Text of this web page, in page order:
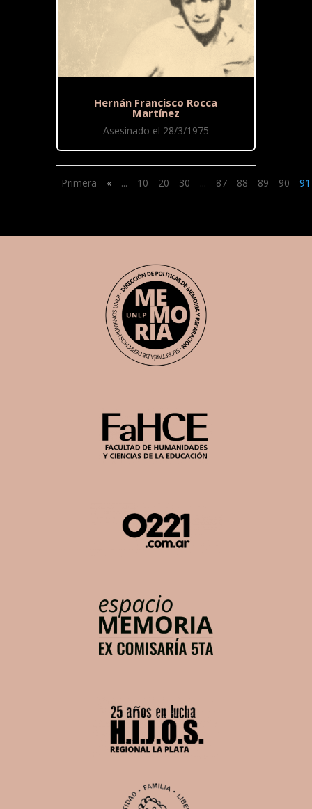
Hernán Francisco Rocca
Martínez
Asesinado el 28/3/1975
Primera « ... 10 20 30 ... 87 88 89 90 91